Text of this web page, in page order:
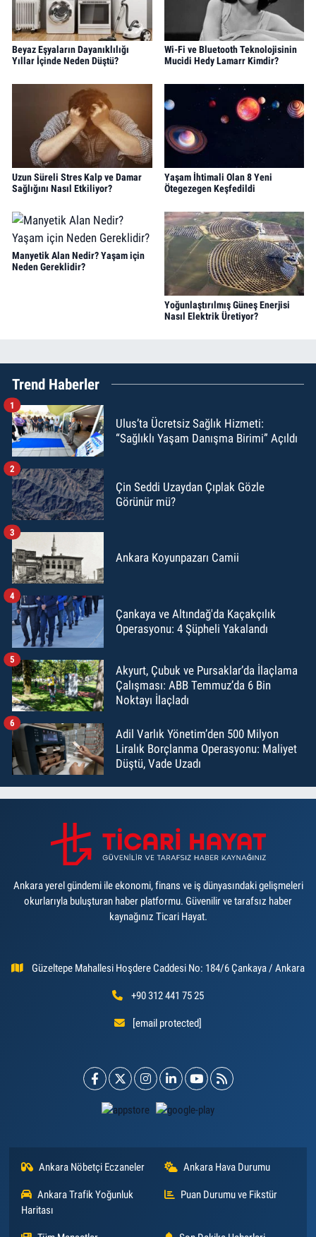
Beyaz Eşyaların Dayanıklılığı
Yıllar İçinde Neden Düştü?
Wi-Fi ve Bluetooth Teknolojisinin
Mucidi Hedy Lamarr Kimdir?
Uzun Süreli Stres Kalp ve Damar
Sağlığını Nasıl Etkiliyor?
Yaşam İhtimali Olan 8 Yeni
Ötegezegen Keşfedildi
Manyetik Alan Nedir? Yaşam için
Neden Gereklidir?
Yoğunlaştırılmış Güneş Enerjisi
Nasıl Elektrik Üretiyor?
Trend Haberler
Ulus’ta Ücretsiz Sağlık Hizmeti:
“Sağlıklı Yaşam Danışma Birimi” Açıldı
1
Çin Seddi Uzaydan Çıplak Gözle
Görünür mü?
2
Ankara Koyunpazarı Camii
3
Çankaya ve Altındağ'da Kaçakçılık
Operasyonu: 4 Şüpheli Yakalandı
4
Akyurt, Çubuk ve Pursaklar’da İlaçlama
Çalışması: ABB Temmuz’da 6 Bin
Noktayı İlaçladı
5
Adil Varlık Yönetim’den 500 Milyon
Liralık Borçlanma Operasyonu: Maliyet
Düştü, Vade Uzadı
6
Ankara yerel gündemi ile ekonomi, finans ve iş dünyasındaki gelişmeleri
okurlarıyla buluşturan haber platformu. Güvenilir ve tarafsız haber
kaynağınız Ticari Hayat.
Güzeltepe Mahallesi Hoşdere Caddesi No: 184/6 Çankaya / Ankara
+90 312 441 75 25
[email protected]
Ankara Nöbetçi Eczaneler Ankara Hava Durumu
Ankara Trafik Yoğunluk
Haritası
Puan Durumu ve Fikstür